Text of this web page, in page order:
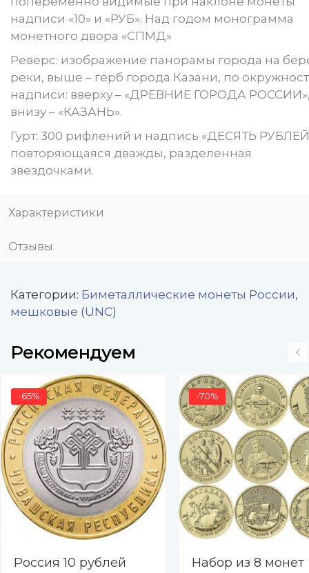
надписи «10» и «РУБ». Над годом монограмма
монетного двора «СПМД»
Реверс: изображение панорамы города на
реки, выше – герб города Казани, по
надписи: вверху – «ДРЕВНИЕ ГОРОДА
внизу – «КАЗАНЬ».
Гурт: 300 рифлений и надпись «ДЕСЯТЬ
повторяющаяся дважды, разделенная
звездочками.
Характеристики
Отзывы
Категории: Биметаллические монеты России,
мешковые (UNC)
Рекомендуем
-65%
Россия 10 рублей
-70%
Набор из 8 монет